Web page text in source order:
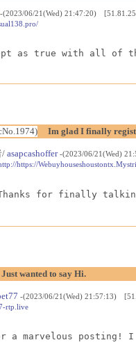
-(2023/06/21(Wed) 21:47:20)
as true with all of
Im glad I finally
/asapcashoffer -(2023/06/21(Wed)
https://
for finally talking
Just wanted to say Hi.
-(2023/06/21(Wed) 21:57:13)
rtp.live
a marvelous